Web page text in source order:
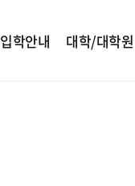
입학안내 대학/대학원